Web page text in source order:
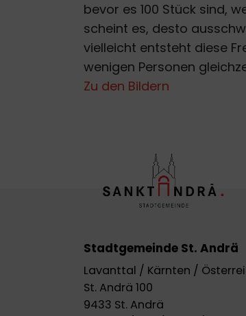
bevor es 100 Stück sind,
scheint es, desto
vielleicht entsteht diese
wenigen Personen
Zu den Bildern
Stadtgemeinde St. Andrä
Lavanttal / Kärnten /
St. Andrä 100
9433 St. Andrä